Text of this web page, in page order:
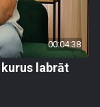
00:04:38
labrāt